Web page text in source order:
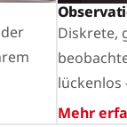
Diskrete,
lückenlos
Mehr